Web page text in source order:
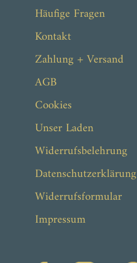
Häufige Fragen
Kontakt
Zahlung + Versand
AGB
Cookies
Unser Laden
Widerrufsbelehrung
Datenschutzerklärung
Widerrufsformular
Impressum